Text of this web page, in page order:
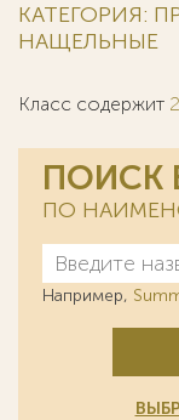
КАТЕГОРИЯ:
НАЩЕЛЬНЫЕ
Класс содержит
ПОИСК
ПО
Например,